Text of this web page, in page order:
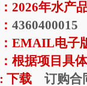
2026年水产
4360400015
EMAIL电子
据项目具体
下载 订购合